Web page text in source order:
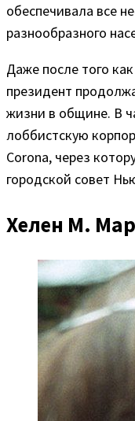
обеспечивала все
разнообразного
Даже после того
президент
жизни в общине. В
лоббистскую
Corona, через
городской совет
Хелен М.